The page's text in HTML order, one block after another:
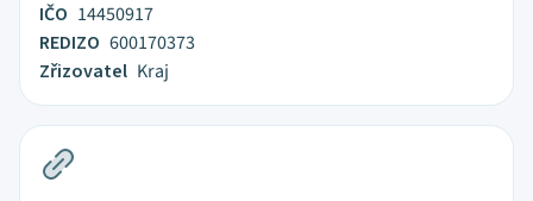
IČO 14450917
REDIZO 600170373
Zřizovatel Kraj